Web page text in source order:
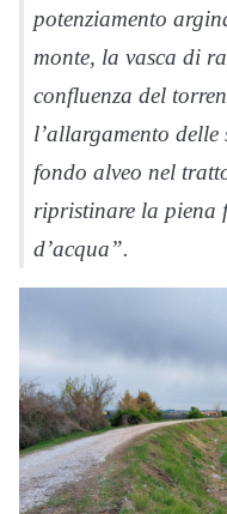
potenziamento
monte, la vasca di
confluenza del
l’allargamento delle
fondo alveo nel
ripristinare la piena
d’acqua”.